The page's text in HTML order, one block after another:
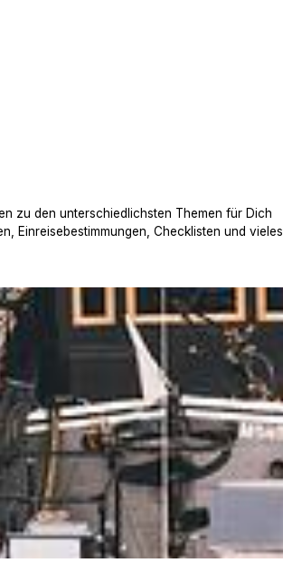
zu den unterschiedlichsten Themen für Dich
Einreisebestimmungen, Checklisten und vieles